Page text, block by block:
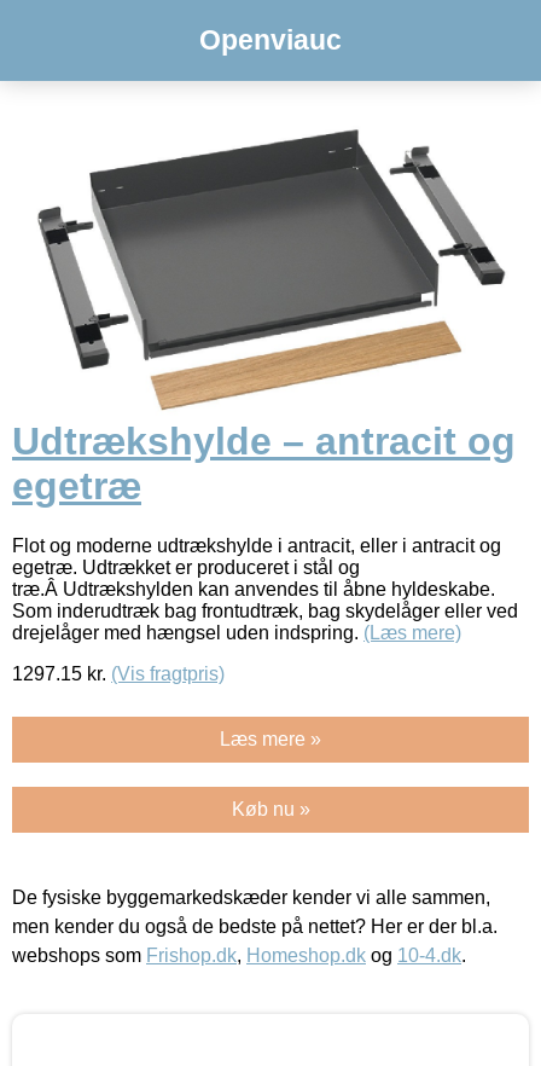
Openviauc
Udtrækshylde – antracit og
egetræ
Flot og moderne udtrækshylde i antracit, eller i antracit og
egetræ. Udtrækket er produceret i stål og
træ.Â Udtrækshylden kan anvendes til åbne hyldeskabe.
Som inderudtræk bag frontudtræk, bag skydelåger eller ved
drejelåger med hængsel uden indspring. (Læs mere)
1297.15 kr. (Vis fragtpris)
Læs mere »
Køb nu »
De fysiske byggemarkedskæder kender vi alle sammen,
men kender du også de bedste på nettet? Her er der bl.a.
webshops som Frishop.dk, Homeshop.dk og 10-4.dk.